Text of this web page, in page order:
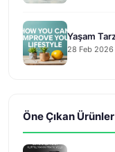
Yaşam
28 Feb 2026
Öne Çıkan Ürünler